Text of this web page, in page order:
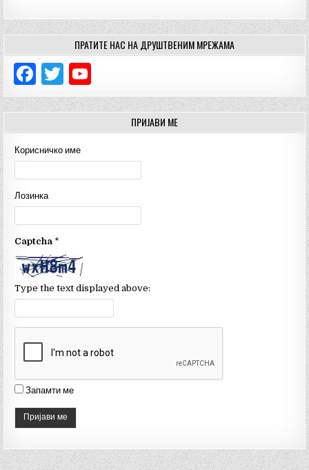
ПРАТИТЕ НАС НА ДРУШТВЕНИМ МРЕЖАМА
F
a
c
e
b
o
o
k
T
w
it
te
r
o
u
T
u
b
e
C
n
n
ПРИЈАВИ МЕ
Корисничко име
Лозинка
Captcha *
Type the text displayed above:
Запамти ме